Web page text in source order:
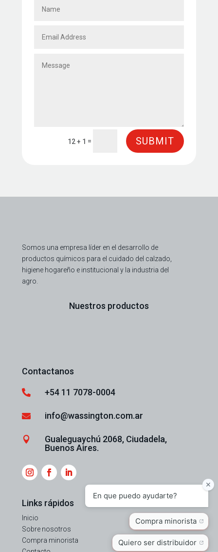
12 + 1 = SUBMIT
Somos una empresa líder en el desarrollo de
productos químicos para el cuidado del calzado,
higiene hogareño e institucional y la industria del
agro.
Nuestros productos
Contactanos
 +54 11 7078-0004
 info@wassington.com.ar

Gualeguaychú 2068, Ciudadela,
Buenos Aires.
Links rápidos
Inicio
Sobre nosotros
Compra minorista